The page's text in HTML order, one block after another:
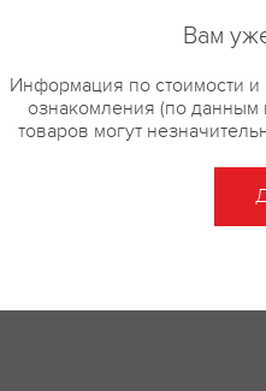
Вам
Информация по стоимости и
ознакомления (по
товаров могут